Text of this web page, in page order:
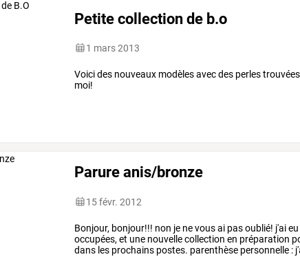
Petite collection de b.o
1 mars 2013
Voici des nouveaux modèles avec des perles
moi!
Parure anis/bronze
15 févr. 2012
Bonjour, bonjour!!! non je nevousai pasoublié! j'aieu
occupées, et une nouvellecollection en préparation
dans les prochains postes. parenthèse personnelle :